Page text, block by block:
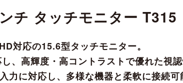
チ タッチモニター T315
対応の15.6型タッチモニター。
、高輝度・高コントラストで優れた視認
力に対応し、多様な機器と柔軟に接続可